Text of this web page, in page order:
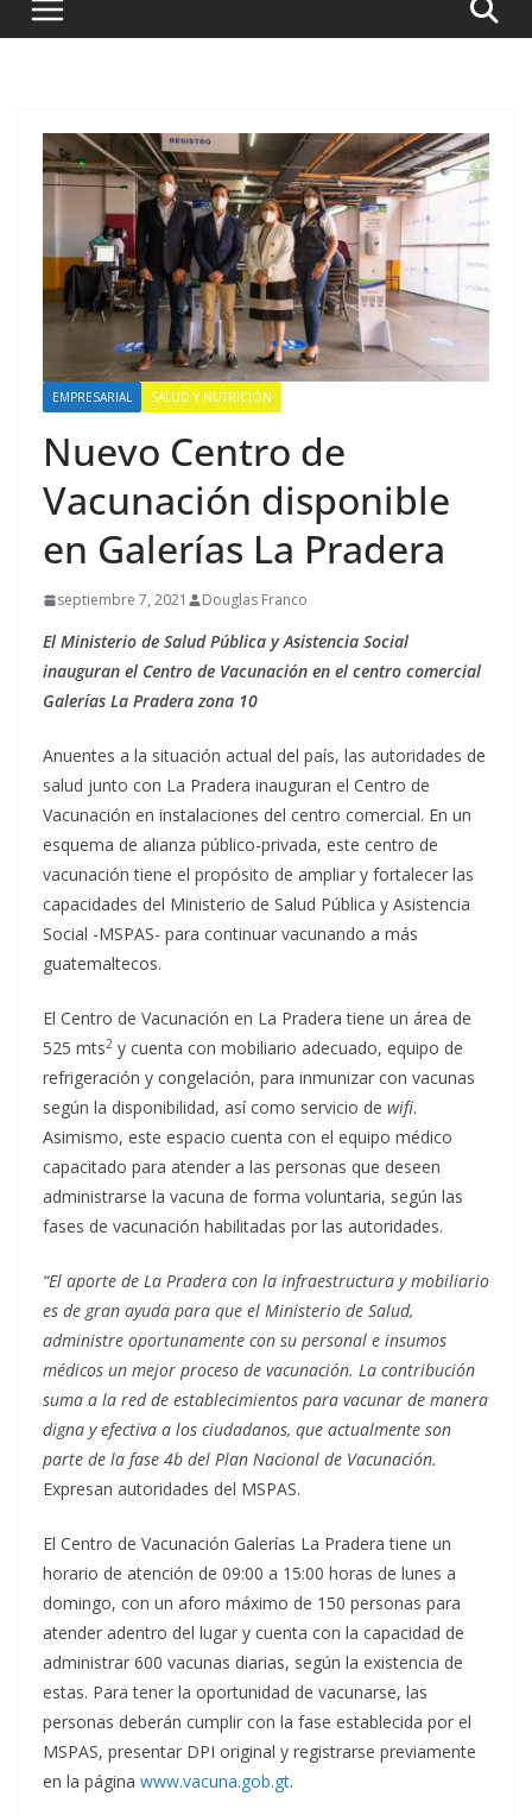
EMPRESARIAL SALUD Y NUTRICIÓN
Nuevo Centro de
Vacunación disponible
en Galerías La Pradera
septiembre 7, 2021 Douglas Franco
El Ministerio de Salud Pública y Asistencia Social
inauguran el Centro de Vacunación en el centro comercial
Galerías La Pradera zona 10
Anuentes a la situación actual del país, las autoridades de
salud junto con La Pradera inauguran el Centro de
Vacunación en instalaciones del centro comercial. En un
esquema de alianza público-privada, este centro de
vacunación tiene el propósito de ampliar y fortalecer las
capacidades del Ministerio de Salud Pública y Asistencia
Social -MSPAS- para continuar vacunando a más
guatemaltecos.
El Centro de Vacunación en La Pradera tiene un área de
525 mts2 y cuenta con mobiliario adecuado, equipo de
refrigeración y congelación, para inmunizar con vacunas
según la disponibilidad, así como servicio de wifi.
Asimismo, este espacio cuenta con el equipo médico
capacitado para atender a las personas que deseen
administrarse la vacuna de forma voluntaria, según las
fases de vacunación habilitadas por las autoridades.
“El aporte de La Pradera con la infraestructura y mobiliario
es de gran ayuda para que el Ministerio de Salud,
administre oportunamente con su personal e insumos
médicos un mejor proceso de vacunación. La contribución
suma a la red de establecimientos para vacunar de manera
digna y efectiva a los ciudadanos, que actualmente son
parte de la fase 4b del Plan Nacional de Vacunación.
Expresan autoridades del MSPAS.
El Centro de Vacunación Galerías La Pradera tiene un
horario de atención de 09:00 a 15:00 horas de lunes a
domingo, con un aforo máximo de 150 personas para
atender adentro del lugar y cuenta con la capacidad de
administrar 600 vacunas diarias, según la existencia de
estas. Para tener la oportunidad de vacunarse, las
personas deberán cumplir con la fase establecida por el
MSPAS, presentar DPI original y registrarse previamente
en la página www.vacuna.gob.gt.